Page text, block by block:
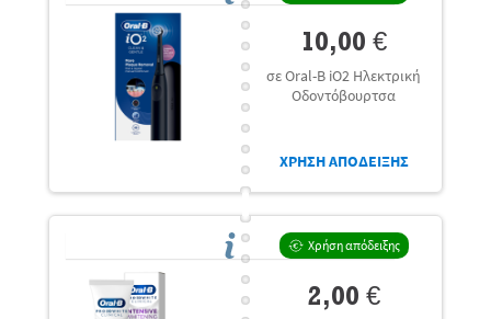
10,00 €
σε Oral-B iO2 Ηλεκτρική
Οδοντόβουρτσα
ΧΡΗΣΗ ΑΠΟΔΕΙΞΗΣ
Χρήση απόδειξης
2,00 €